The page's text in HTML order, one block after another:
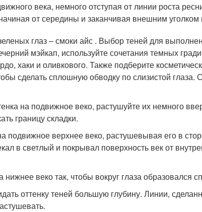
века, немного отступая от линии роста
от середины и заканчивая внешним уголком
глаз – смоки айс . Выбор теней для
мэйкап, используйте сочетания темных
хаки и оливкового. Также подберите
сделать сплошную обводку по слизистой глаза.
на подвижное веко, растушуйте их немного
границу складки.
подвижное верхнее веко, растушевывая его в
в светлый и покрывал поверхность век от
веко так, чтобы вокруг глаза образовался
оттенку теней большую глубину. Линии,